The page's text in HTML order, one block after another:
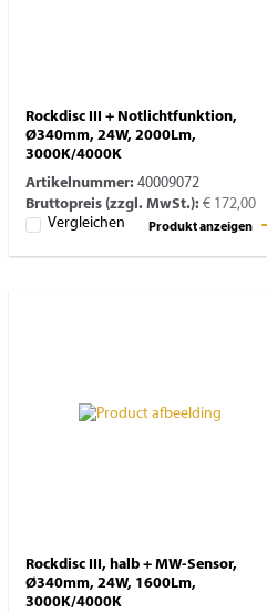
Rockdisc III + Notlichtfunktion,
Ø340mm, 24W, 2000Lm,
3000K/4000K
Artikelnummer: 40009072
Bruttopreis (zzgl. MwSt.): € 172,00
Vergleichen
Produkt anzeigen
Rockdisc III, halb + MW-Sensor,
Ø340mm, 24W, 1600Lm,
3000K/4000K